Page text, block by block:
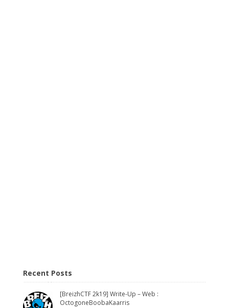
Recent Posts
[BreizhCTF 2k19] Write-Up – Web :
OctogoneBoobaKaarris